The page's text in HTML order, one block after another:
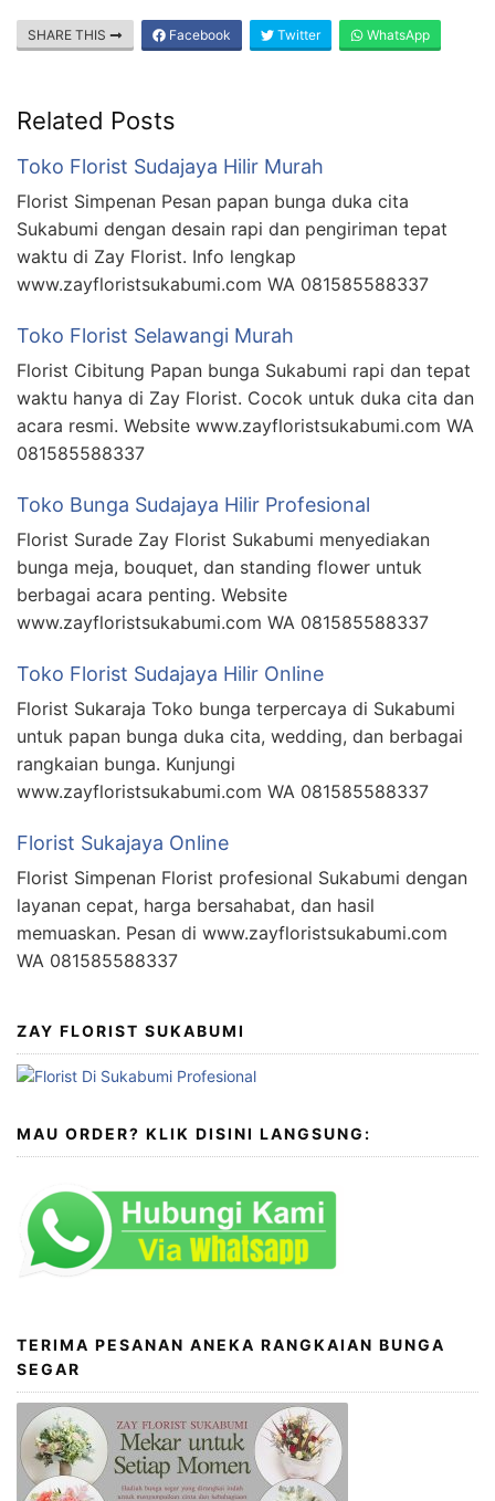
SHARE THIS Facebook Twitter WhatsApp
Related Posts
Toko Florist Sudajaya Hilir Murah
Florist Simpenan Pesan papan bunga duka cita
Sukabumi dengan desain rapi dan pengiriman tepat
waktu di Zay Florist. Info lengkap
www.zayfloristsukabumi.com WA 081585588337
Toko Florist Selawangi Murah
Florist Cibitung Papan bunga Sukabumi rapi dan tepat
waktu hanya di Zay Florist. Cocok untuk duka cita dan
acara resmi. Website www.zayfloristsukabumi.com WA
081585588337
Toko Bunga Sudajaya Hilir Profesional
Florist Surade Zay Florist Sukabumi menyediakan
bunga meja, bouquet, dan standing flower untuk
berbagai acara penting. Website
www.zayfloristsukabumi.com WA 081585588337
Toko Florist Sudajaya Hilir Online
Florist Sukaraja Toko bunga terpercaya di Sukabumi
untuk papan bunga duka cita, wedding, dan berbagai
rangkaian bunga. Kunjungi
www.zayfloristsukabumi.com WA 081585588337
Florist Sukajaya Online
Florist Simpenan Florist profesional Sukabumi dengan
layanan cepat, harga bersahabat, dan hasil
memuaskan. Pesan di www.zayfloristsukabumi.com
WA 081585588337
ZAY FLORIST SUKABUMI
MAU ORDER? KLIK DISINI LANGSUNG:
TERIMA PESANAN ANEKA RANGKAIAN BUNGA
SEGAR